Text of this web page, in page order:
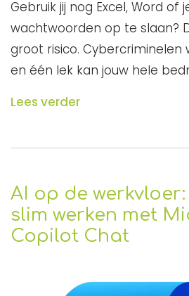
Gebruik jij nog Excel, Word of
wachtwoorden op te slaan?
groot risico. Cybercriminelen
en één lek kan jouw hele
Lees verder
AI op de
slim werken met
Copilot Chat